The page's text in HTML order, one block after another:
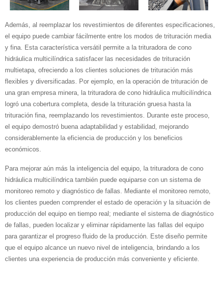
Además, al reemplazar los revestimientos de diferentes especificaciones,
el equipo puede cambiar fácilmente entre los modos de trituración media
y fina. Esta característica versátil permite a la trituradora de cono
hidráulica multicilíndrica satisfacer las necesidades de trituración
multietapa, ofreciendo a los clientes soluciones de trituración más
flexibles y diversificadas. Por ejemplo, en la operación de trituración de
una gran empresa minera, la trituradora de cono hidráulica multicilíndrica
logró una cobertura completa, desde la trituración gruesa hasta la
trituración fina, reemplazando los revestimientos. Durante este proceso,
el equipo demostró buena adaptabilidad y estabilidad, mejorando
considerablemente la eficiencia de producción y los beneficios
económicos.
Para mejorar aún más la inteligencia del equipo, la trituradora de cono
hidráulica multicilíndrica también puede equiparse con un sistema de
monitoreo remoto y diagnóstico de fallas. Mediante el monitoreo remoto,
los clientes pueden comprender el estado de operación y la situación de
producción del equipo en tiempo real; mediante el sistema de diagnóstico
de fallas, pueden localizar y eliminar rápidamente las fallas del equipo
para garantizar el progreso fluido de la producción. Este diseño permite
que el equipo alcance un nuevo nivel de inteligencia, brindando a los
clientes una experiencia de producción más conveniente y eficiente.